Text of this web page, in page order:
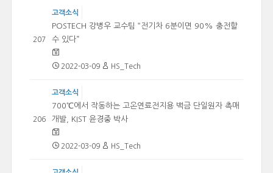
207
고객소식
POSTECH 강병우 교수팀 “전기차 6분이면 90% 충전할
수 있다”
2022-03-09 HS_Tech
206
고객소식
700℃에서 작동하는 고온연료전지용 백금 단일원자 촉매
개발, KIST 윤경중 박사
2022-03-09 HS_Tech